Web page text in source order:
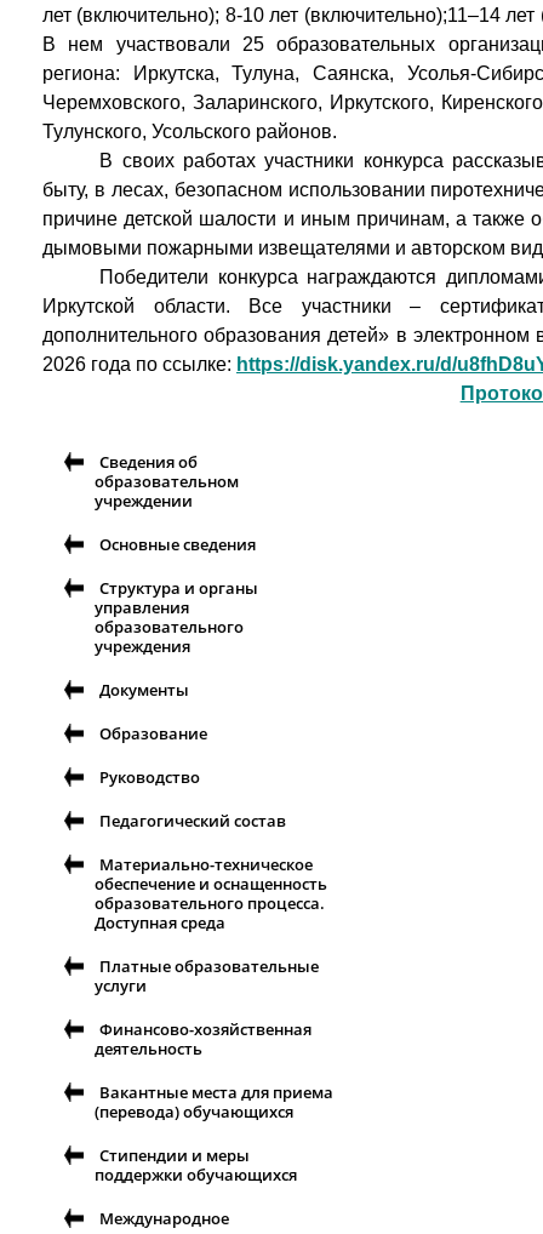
лет (включительно); 8-10 лет (включительно);11–14
В нем участвовали 25 образовательных
региона: Иркутска, Тулуна, Саянска, Усолья-
Черемховского, Заларинского, Иркутского,
Тулунского, Усольского районов.
В своих работах участники конкурса
быту, в лесах, безопасном использовании
причине детской шалости и иным причинам, а также
дымовыми пожарными извещателями и авторском
Победители конкурса награждаются
Иркутской области. Все участники –
дополнительного образования детей» в
2026 года по ссылке: https://disk.yandex.ru/d/
Сведения об
образовательном
учреждении
Основные сведения
Структура и органы
управления
образовательного
учреждения
Документы
Образование
Руководство
Педагогический состав
Материально-техническое
обеспечение и оснащенность
образовательного процесса.
Доступная среда
Платные образовательные
услуги
Финансово-хозяйственная
деятельность
Вакантные места для приема
(перевода) обучающихся
Стипендии и меры
поддержки обучающихся
Международное